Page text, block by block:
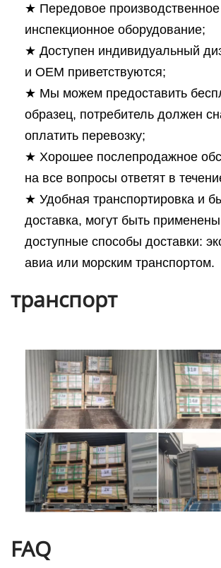
★ Передовое
инспекционное оборудование;
★ Доступен индивидуальный
и OEM приветствуются;
★ Мы можем предоставить
образец, потребитель должен
оплатить перевозку;
★ Хорошее послепродажное
на все вопросы ответят в
★ Удобная транспортировка и
доставка, могут быть
доступные способы доставки:
авиа или морским транспортом.
транспорт
FAQ